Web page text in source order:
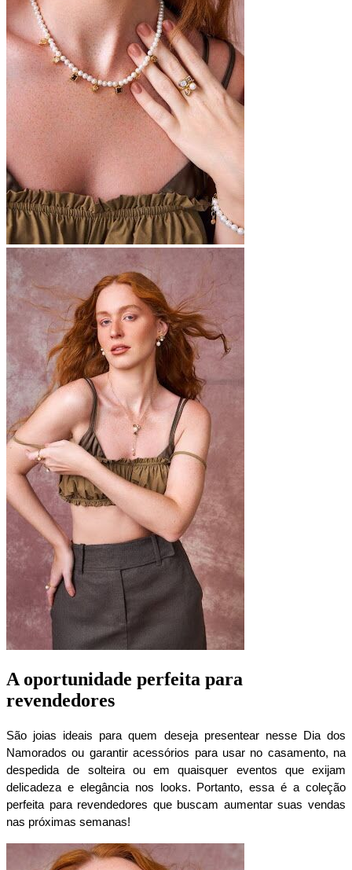
A oportunidade perfeita para
revendedores
São joias ideais para quem deseja presentear nesse Dia dos
Namorados ou garantir acessórios para usar no casamento, na
despedida de solteira ou em quaisquer eventos que exijam
delicadeza e elegância nos looks. Portanto, essa é a coleção
perfeita para revendedores que buscam aumentar suas vendas
nas próximas semanas!